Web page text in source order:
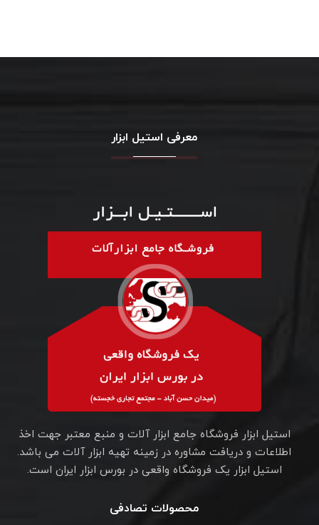
معرفی استیل ابزار
استیل ابزار فروشگاه جامع ابزار آلات و منبع معتبر جهت اخذ
اطلاعات و دریافت مشاوره در زمینه تهیه ابزار آلات می باشد.
استیل ابزار یک فروشگاه واقعی در بورس ابزار ایران است.
محصولات تصادفی